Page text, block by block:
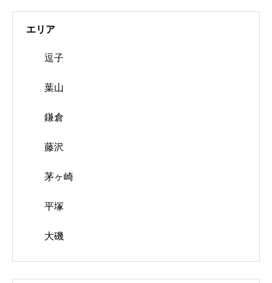
エリア
逗子
葉山
鎌倉
藤沢
茅ヶ崎
平塚
大磯